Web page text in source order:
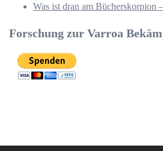
Was ist dran am Bücherskorpion
Forschung zur Varroa